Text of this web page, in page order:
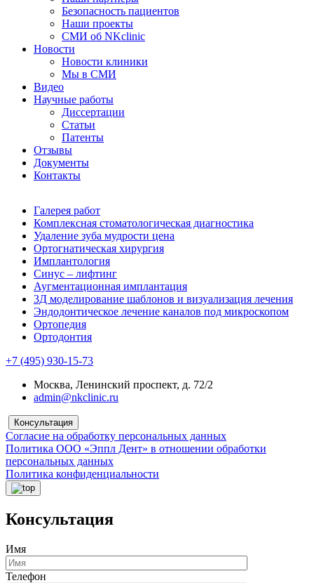
Безопасность пациентов
Наши проекты
СМИ об NKclinic
Новости
Новости клиники
Мы в СМИ
Видео
Научные работы
Диссертации
Статьи
Патенты
Отзывы
Документы
Контакты
Галерея работ
Комплексная стоматологическая диагностика
Удаление зуба мудрости цена
Ортогнатическая хирургия
Имплантология
Синус – лифтинг
Аугментационная имплантация
3Д моделирование шаблонов и визуализация лечения
Эндодонтическое лечение каналов под микроскопом
Ортопедия
Ортодонтия
+7 (495) 930-15-73
Москва, Ленинский проспект, д. 72/2
admin@nkclinic.ru
Консультация
Согласие на обработку персональных данных
Политика ООО «Эппл Дент» в отношении обработки
персональных данных
Политика конфиденциальности
Консультация
Имя
Телефон